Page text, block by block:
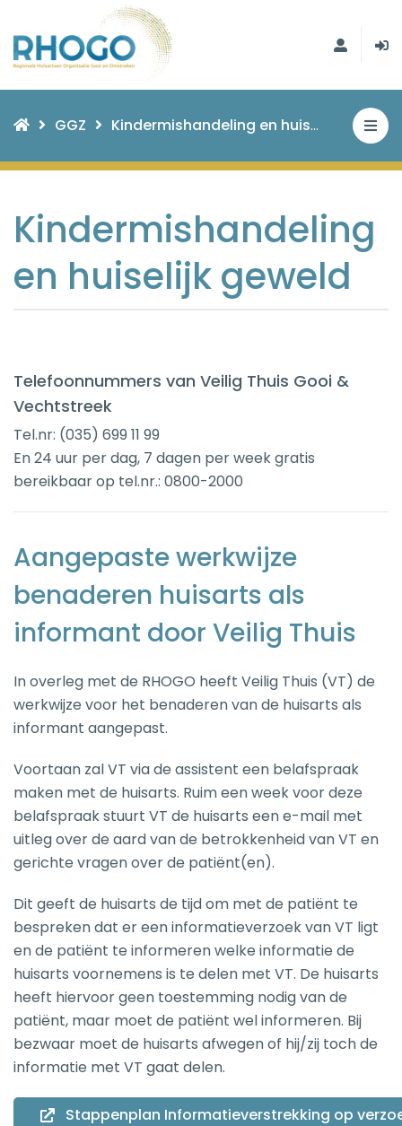
GGZ Kindermishandeling en huiselijk geweld
Kindermishandeling
en huiselijk geweld
Telefoonnummers van Veilig Thuis Gooi &
Vechtstreek
Tel.nr: (035) 699 11 99
En 24 uur per dag, 7 dagen per week gratis
bereikbaar op tel.nr.: 0800-2000
Aangepaste werkwijze
benaderen huisarts als
informant door Veilig Thuis
In overleg met de RHOGO heeft Veilig Thuis (VT) de
werkwijze voor het benaderen van de huisarts als
informant aangepast.
Voortaan zal VT via de assistent een belafspraak
maken met de huisarts. Ruim een week voor deze
belafspraak stuurt VT de huisarts een e-mail met
uitleg over de aard van de betrokkenheid van VT en
gerichte vragen over de patiënt(en).
Dit geeft de huisarts de tijd om met de patiënt te
bespreken dat er een informatieverzoek van VT ligt
en de patiënt te informeren welke informatie de
huisarts voornemens is te delen met VT. De huisarts
heeft hiervoor geen toestemming nodig van de
patiënt, maar moet de patiënt wel informeren. Bij
bezwaar moet de huisarts afwegen of hij/zij toch de
informatie met VT gaat delen.
Stappenplan Informatieverstrekking op